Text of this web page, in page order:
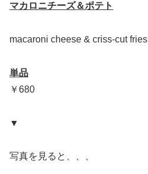
マカロニチーズ＆ポテト
macaroni cheese & criss-cut fries
単品
￥680
▼
写真を見ると、、、